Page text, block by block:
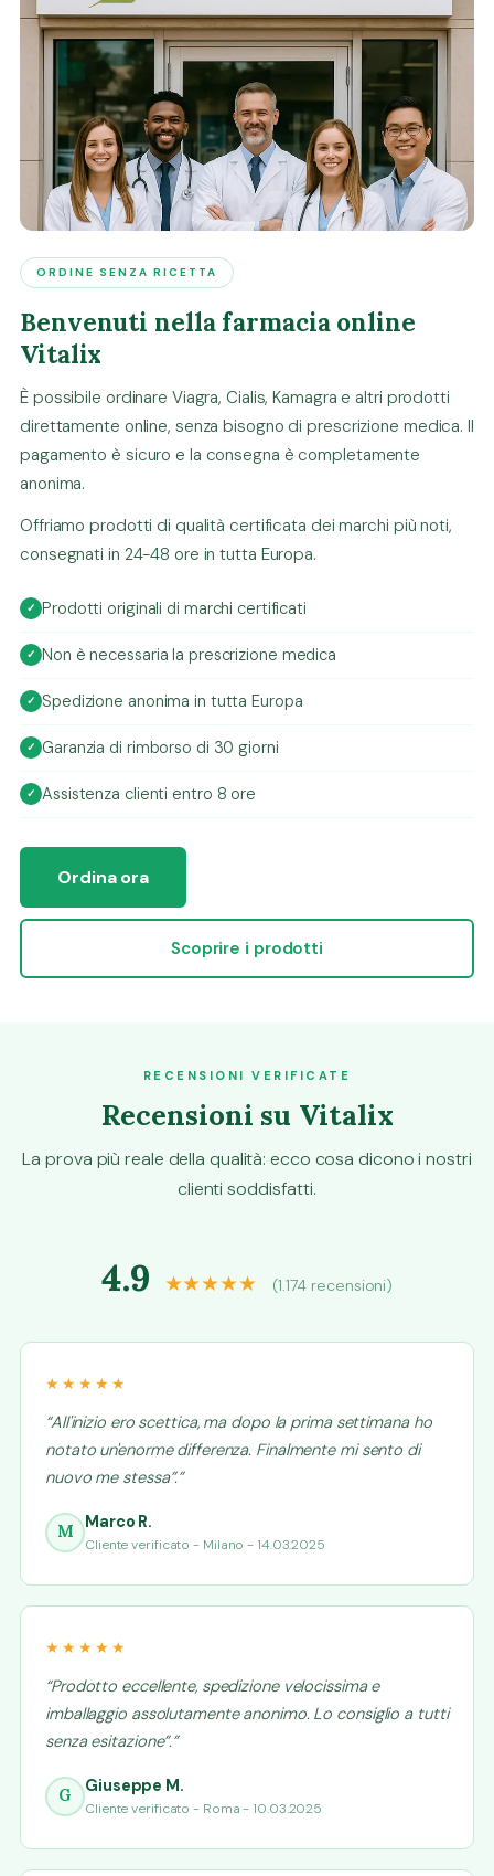
ORDINE SENZA RICETTA
Benvenuti nella farmacia online
Vitalix
È possibile ordinare Viagra, Cialis, Kamagra e altri prodotti
direttamente online, senza bisogno di prescrizione medica. Il
pagamento è sicuro e la consegna è completamente
anonima.
Offriamo prodotti di qualità certificata dei marchi più noti,
consegnati in 24-48 ore in tutta Europa.
Prodotti originali di marchi certificati
Non è necessaria la prescrizione medica
Spedizione anonima in tutta Europa
Garanzia di rimborso di 30 giorni
Assistenza clienti entro 8 ore
Ordina ora
Scoprire i prodotti
RECENSIONI VERIFICATE
Recensioni su Vitalix
La prova più reale della qualità: ecco cosa dicono i nostri
clienti soddisfatti.
4.9 ★★★★★ (1.174 recensioni)
★★★★★
“All'inizio ero scettica, ma dopo la prima settimana ho
notato un'enorme differenza. Finalmente mi sento di
nuovo me stessa”.”
M
Marco R.
Cliente verificato - Milano - 14.03.2025
★★★★★
“Prodotto eccellente, spedizione velocissima e
imballaggio assolutamente anonimo. Lo consiglio a tutti
senza esitazione”.”
G
Giuseppe M.
Cliente verificato - Roma - 10.03.2025